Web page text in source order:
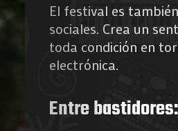
El festival es
sociales. Crea un
toda condición en
electrónica.
Entre